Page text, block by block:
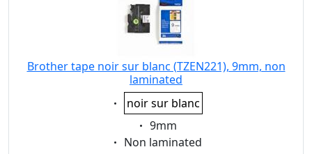
Brother tape noir sur blanc (TZEN221), 9mm, non
laminated
Eigenschaft:
noir sur blanc
Eigenschaft:
9mm
Eigenschaft:
Non laminated